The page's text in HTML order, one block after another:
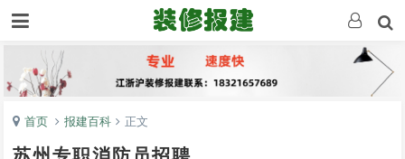
首页 报建百科 正文